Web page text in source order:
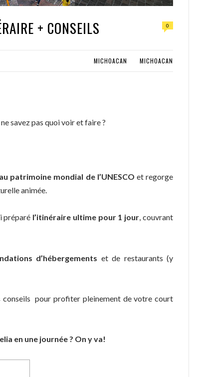
+ CONSEILS 0
MICHOACAN MICHOACAN
savez pas quoi voir et faire ?
patrimoine mondial de l’UNESCO et regorge
animée.
préparé l’itinéraire ultime pour 1 jour, couvrant
d’hébergements et de restaurants (y
conseils pour profiter pleinement de votre court
en une journée ? On y va!